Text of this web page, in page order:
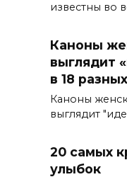
известны во
Каноны
выглядит
в 18
Каноны
выглядит
20 самых
улыбок